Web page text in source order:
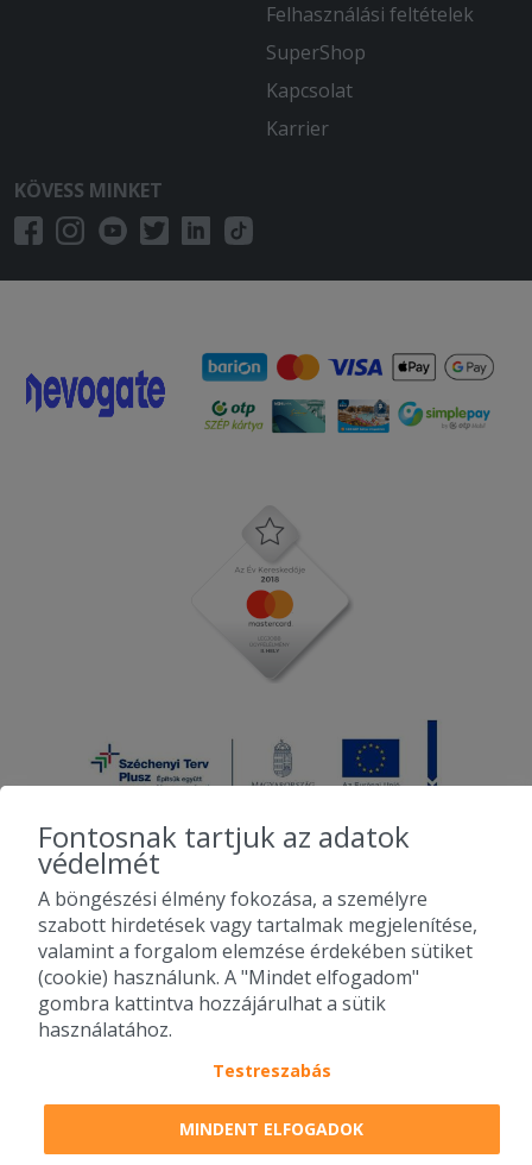
Felhasználási feltételek
SuperShop
Kapcsolat
Karrier
KÖVESS MINKET
2010-2026 Copyright - Falatozz.hu - Diston-line Kft.
Pizza, gyros, hamburger, menük kedvező áron, egy helyen az összes
étterem ajánlata.
Fontosnak tartjuk az adatok
védelmét
A böngészési élmény fokozása, a személyre
szabott hirdetések vagy tartalmak megjelenítése,
valamint a forgalom elemzése érdekében sütiket
(cookie) használunk. A "Mindet elfogadom"
gombra kattintva hozzájárulhat a sütik
használatához.
Testreszabás
MINDENT ELFOGADOK